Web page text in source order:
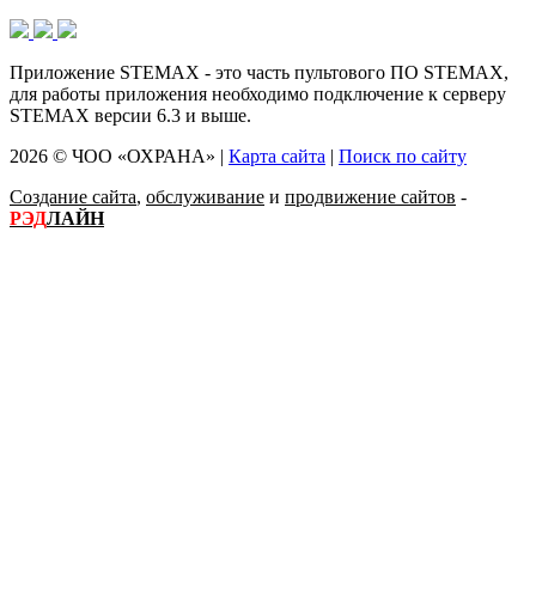
Приложение STEMAX - это часть пультового ПО STEMAX,
для работы приложения необходимо подключение к серверу
STEMAX версии 6.3 и выше.
2026 © ЧОО «ОХРАНА» | Карта сайта | Поиск по сайту
Создание сайта, обслуживание и продвижение сайтов -
РЭДЛАЙН